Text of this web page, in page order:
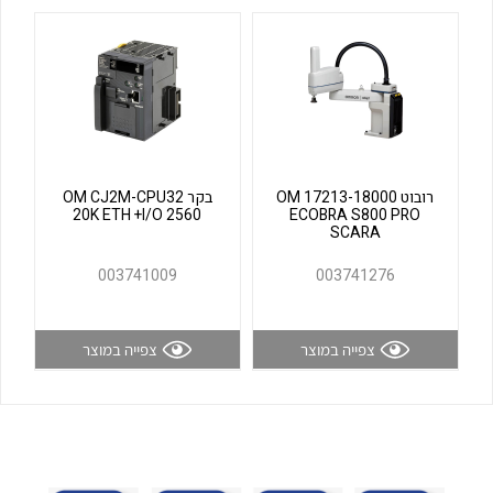
לכל מוצרי היצרן לכל מוצרי היצרן
רובוט OM 17213-18000
ECOBRA S800 PRO
SCARA
003741276
צפייה במוצר
בקר OM CJ2M-CPU32
20K ETH +I/O 2560
003741009
צפייה במוצר